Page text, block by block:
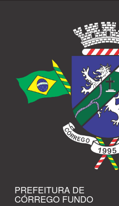
PREFEITURA DE
CÓRREGO FUNDO